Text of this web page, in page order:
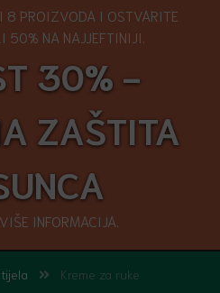
8 PROIZVODA I OSTVARITE
50% NA NAJJEFTINIJI.
30% -
ZAŠTITA
INFORMACIJA.
Kreme za ruke